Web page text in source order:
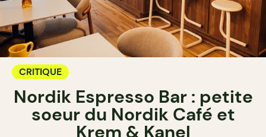
CRITIQUE
Nordik Espresso Bar : petite
soeur du Nordik Café et
Krem & Kanel